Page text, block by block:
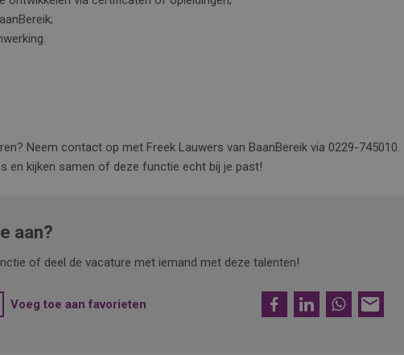
Neem contact op met Freek Lauwers van BaanBereik via 0229-745010.
en kijken samen of deze functie echt bij je past!
aan?
of deel de vacature met iemand met deze talenten!
FacebookLinkedInWhatsApp
E-
mail
Voeg toe aan favorieten